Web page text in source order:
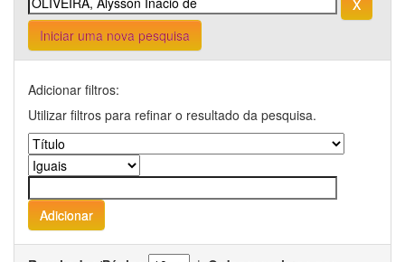
Iniciar uma nova pesquisa
Adicionar filtros:
Utilizar filtros para refinar o resultado da pesquisa.